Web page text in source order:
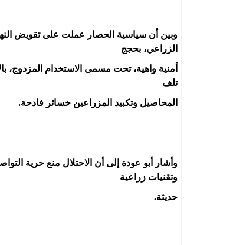
وبين أن سياسية الحصار عملت على تقويض
الزراعي، بحجج
أمنية واهية، تحت مسمى الاستخدام المزدوج،
تلف
المحاصيل وتكبيد المزراعين خسائر فادحة.
وأشار أبو عودة إلى أن الاحتلال منع حرية
وتقنيات زراعية
حديثة.